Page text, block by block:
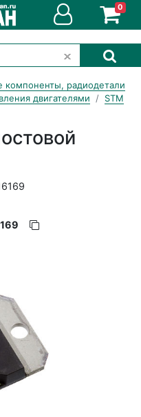
0
компоненты, радиодетали
двигателями STM